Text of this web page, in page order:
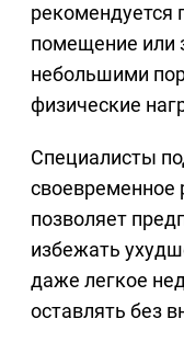
рекомендуется
помещение или
небольшими
физические
Специалисты
своевременное
позволяет
избежать
даже легкое
оставлять без